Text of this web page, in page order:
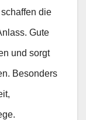
die
Gute
und sorgt
Besonders